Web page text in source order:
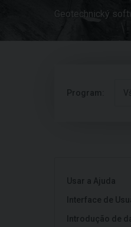
Geotechnický
Program:
Usar a Ajuda
Interface de
Introdução de